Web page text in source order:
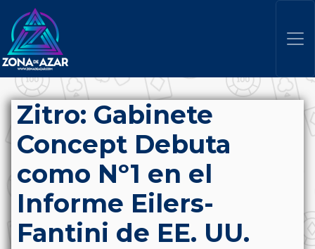
Zitro: Gabinete
Concept Debuta
como Nº1 en el
Informe Eilers-
Fantini de EE. UU.